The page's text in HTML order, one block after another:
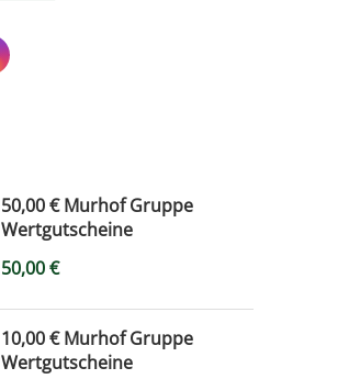
50,00 € Murhof Gruppe
Wertgutscheine
50,00€
10,00 € Murhof Gruppe
Wertgutscheine